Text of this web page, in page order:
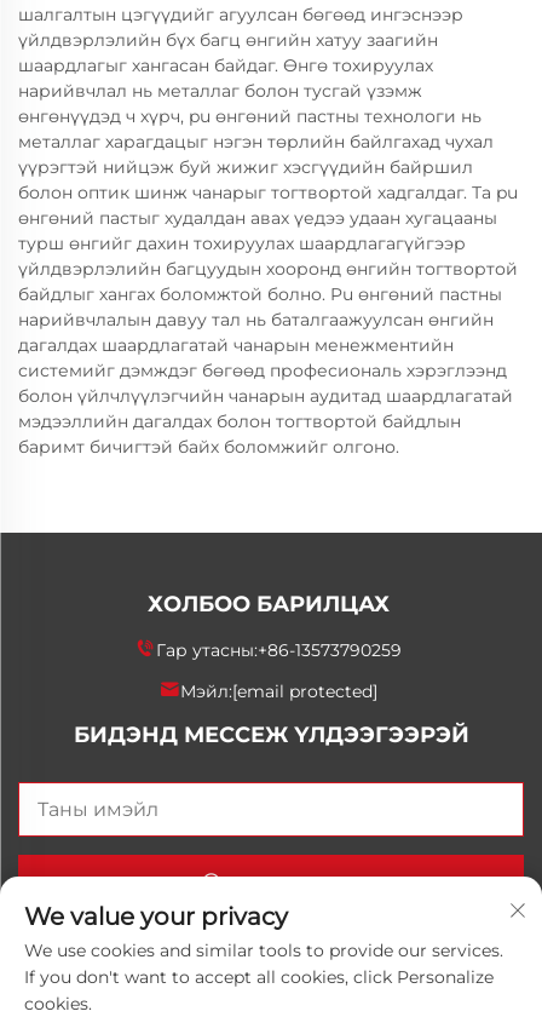
шалгалтын цэгүүдийг агуулсан бөгөөд ингэснээр
үйлдвэрлэлийн бүх багц өнгийн хатуу заагийн
шаардлагыг хангасан байдаг. Өнгө тохируулах
нарийвчлал нь металлаг болон тусгай үзэмж
өнгөнүүдэд ч хүрч, pu өнгөний пастны технологи нь
металлаг харагдацыг нэгэн төрлийн байлгахад чухал
үүрэгтэй нийцэж буй жижиг хэсгүүдийн байршил
болон оптик шинж чанарыг тогтвортой хадгалдаг. Та pu
өнгөний пастыг худалдан авах үедээ удаан хугацааны
турш өнгийг дахин тохируулах шаардлагагүйгээр
үйлдвэрлэлийн багцуудын хооронд өнгийн тогтвортой
байдлыг хангах боломжтой болно. Pu өнгөний пастны
нарийвчлалын давуу тал нь баталгаажуулсан өнгийн
дагалдах шаардлагатай чанарын менежментийн
системийг дэмждэг бөгөөд професиональ хэрэглээнд
болон үйлчлүүлэгчийн чанарын аудитад шаардлагатай
мэдээллийн дагалдах болон тогтвортой байдлын
баримт бичигтэй байх боломжийг олгоно.
ХОЛБОО БАРИЛЦАХ
Гар утасны:+86-13573790259
Мэйл:[email protected]
БИДЭНД МЕССЕЖ ҮЛДЭЭГЭЭРЭЙ
Одоо илгээх
Хуульчийн эрх © 2025 Орос Улаанхангай Луванхонг
We value your privacy
We use cookies and similar tools to provide our services.
If you don't want to accept all cookies, click Personalize
cookies.